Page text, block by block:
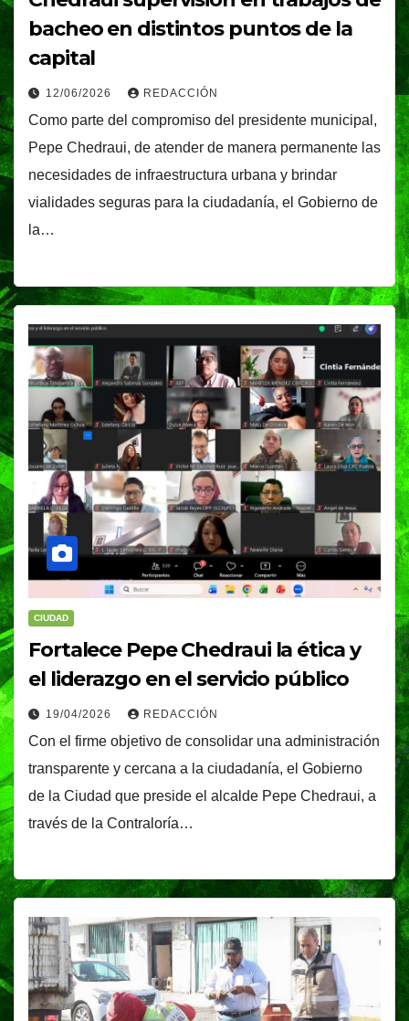
bacheo en distintos puntos de la
capital
12/06/2026 REDACCIÓN
Como parte del compromiso del presidente municipal,
Pepe Chedraui, de atender de manera permanente las
necesidades de infraestructura urbana y brindar
vialidades seguras para la ciudadanía, el Gobierno de
la…
CIUDAD
Fortalece Pepe Chedraui la ética y
el liderazgo en el servicio público
19/04/2026 REDACCIÓN
Con el firme objetivo de consolidar una administración
transparente y cercana a la ciudadanía, el Gobierno
de la Ciudad que preside el alcalde Pepe Chedraui, a
través de la Contraloría…